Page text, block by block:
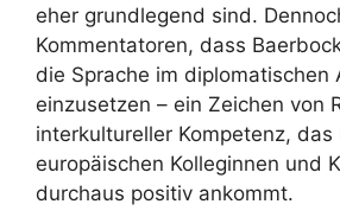
eher grundlegend sind.
Kommentatoren, dass
die Sprache im diplomatischen
einzusetzen – ein Zeichen von
interkultureller Kompetenz, das
europäischen Kolleginnen und
durchaus positiv ankommt.